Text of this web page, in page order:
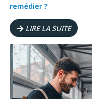
remédier ?
LIRE LA SUITE